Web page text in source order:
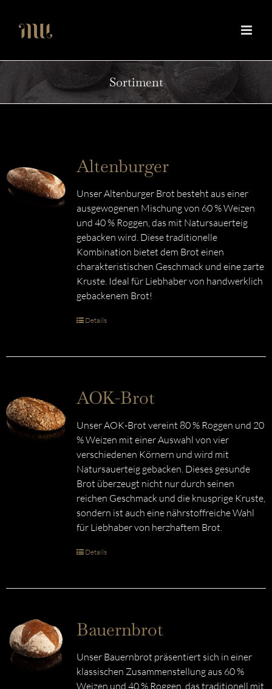
Inhalt
springen
Sortiment
Altenburger
Unser Altenburger Brot besteht aus einer
ausgewogenen Mischung von 60 % Weizen
und 40 % Roggen, das mit Natursauerteig
gebacken wird. Diese traditionelle
Kombination bietet dem Brot einen
charakteristischen Geschmack und eine zarte
Kruste. Ideal für Liebhaber von handwerklich
gebackenem Brot!
Details
AOK-Brot
Unser AOK-Brot vereint 80 % Roggen und 20
% Weizen mit einer Auswahl von vier
verschiedenen Körnern und wird mit
Natursauerteig gebacken. Dieses gesunde
Brot überzeugt nicht nur durch seinen
reichen Geschmack und die knusprige Kruste,
sondern ist auch eine nährstoffreiche Wahl
für Liebhaber von herzhaftem Brot.
Details
Bauernbrot
Unser Bauernbrot präsentiert sich in einer
klassischen Zusammenstellung aus 60 %
Weizen und 40 % Roggen, das traditionell mit